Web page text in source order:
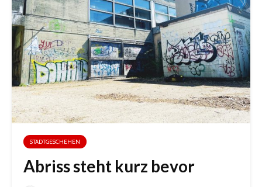
STADTGESCHEHEN
Abriss steht kurz bevor